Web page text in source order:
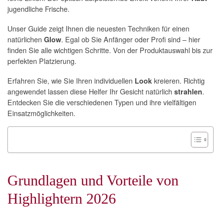
jugendliche Frische.
Unser Guide zeigt Ihnen die neuesten Techniken für einen
natürlichen Glow. Egal ob Sie Anfänger oder Profi sind – hier
finden Sie alle wichtigen Schritte. Von der Produktauswahl bis zur
perfekten Platzierung.
Erfahren Sie, wie Sie Ihren individuellen Look kreieren. Richtig
angewendet lassen diese Helfer Ihr Gesicht natürlich strahlen.
Entdecken Sie die verschiedenen Typen und ihre vielfältigen
Einsatzmöglichkeiten.
Grundlagen und Vorteile von
Highlightern 2026